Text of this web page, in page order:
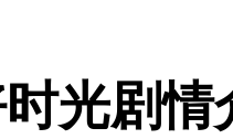
光剧情